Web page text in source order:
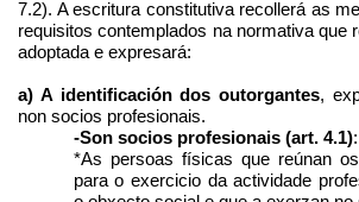
7.2). A escritura constitutiva recollerá as
requisitos contemplados na normativa que
adoptada e expresará:
a) A identificación dos outorgantes,
non socios profesionais.
-Son socios profesionais (art. 4.1):
*As persoas físicas que reúnan
para o exercicio da actividade